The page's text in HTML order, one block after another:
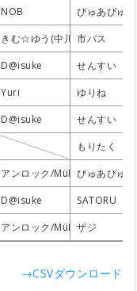
NOB ぴゅあぴゅあ
きむ☆ゆう(中川侑)市バス
D@isuke せんすい
Yuri ゆりね
D@isuke せんすい
もりたく
アンロック/MüI ぴゅあぴゅあ
D@isuke SATORU
アンロック/MüI ザジ
NOB ぴゅあぴゅあ
きむ☆ゆう(中川侑)市バス
D@isuke せんすい
Yuri ゆりね
D@isuke せんすい
もりたく
アンロック/MüI ぴゅあぴゅあ
D@isuke SATORU
アンロック/MüI ザジ
NOB ぴゅあぴゅあ
きむ☆ゆう(中川侑)市バス
D@isuke せんすい
Yuri ゆりね
D@isuke せんすい
もりたく
アンロック/MüI ぴゅあぴゅあ
D@isuke SATORU
アンロック/MüI ザジ
NOB ぴゅあぴゅあ
きむ☆ゆう(中川侑)市バス
D@isuke せんすい
Yuri ゆりね
D@isuke せんすい
もりたく
アンロック/MüI ぴゅあぴゅあ
D@isuke SATORU
アンロック/MüI ザジ
→CSVダウンロード